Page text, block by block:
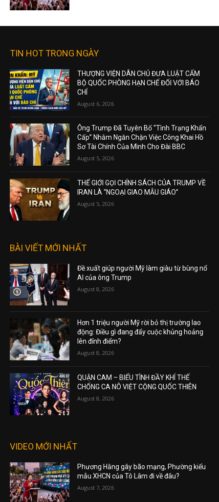
TIN HOT TRONG NGÀY
THƯỢNG VIỆN DÂN CHỦ ĐƯA LUẬT CẤM
BỘ QUỐC PHÒNG HẠN CHẾ ĐỐI VỚI BÁO
CHÍ
August 6, 2026
Ông Trump Đã Tuyên Bố “Tình Trạng Khẩn
Cấp” Nhằm Ngăn Chặn Việc Công Khai Hồ
Sơ Tài Chính Của Mình Cho Đài BBC
August 5, 2026
THẾ GIỚI GỌI CHÍNH SÁCH CỦA TRUMP VỀ
IRAN LÀ “NGOẠI GIAO MẪU GIÁO”
August 5, 2026
BÀI VIẾT MỚI NHẤT
Đề xuất giúp người Mỹ làm giàu từ bùng nổ
AI của ông Trump
August 8, 2026
Hơn 1 triệu người Mỹ rời bỏ thị trường lao
động: Điều gì đang đẩy cuộc khủng hoảng
lên đỉnh điểm?
August 8, 2026
QUẬN CAM – BIỂU TÌNH ĐẦY KHÍ THẾ
CHỐNG CA NÔ VIỆT CỘNG QUỐC THIÊN
August 8, 2026
VIDEO MỚI NHẤT
Phương Hằng gây bão mạng, Phường kiểu
mẫu XHCN của Tô Lâm đi về đâu?
August 7, 2026